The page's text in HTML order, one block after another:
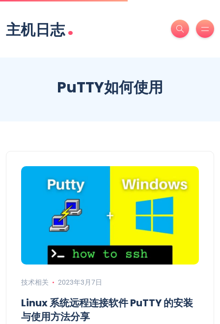
主机日志.
PuTTY如何使用
技术相关 2023年3月7日
Linux 系统远程连接软件 PuTTY 的安装
与使用方法分享